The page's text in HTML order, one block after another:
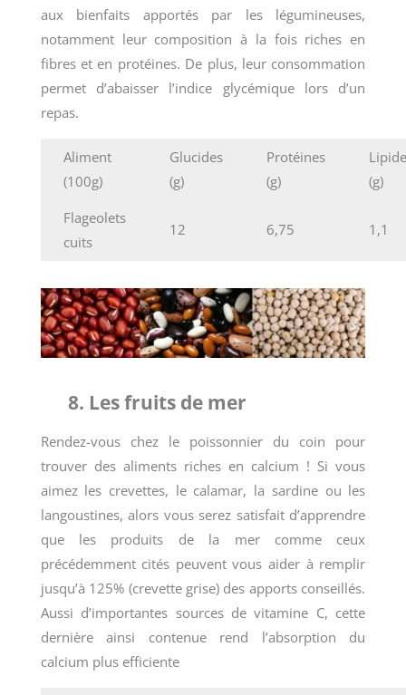
aux bienfaits apportés par les légumineuses,
notamment leur composition à la fois riches en
fibres et en protéines. De plus, leur consommation
permet d’abaisser l’indice glycémique lors d’un
repas.
Aliment
(100g)
Glucides
(g)
Protéines
(g)
(g)
Flageolets
cuits
12 6,75 1,1
8. Les fruits de mer
Rendez-vous chez le poissonnier du coin pour
trouver des aliments riches en calcium ! Si vous
aimez les crevettes, le calamar, la sardine ou les
langoustines, alors vous serez satisfait d’apprendre
que les produits de la mer comme ceux
précédemment cités peuvent vous aider à remplir
jusqu’à 125% (crevette grise) des apports conseillés.
Aussi d’importantes sources de vitamine C, cette
dernière ainsi contenue rend l’absorption du
calcium plus efficiente